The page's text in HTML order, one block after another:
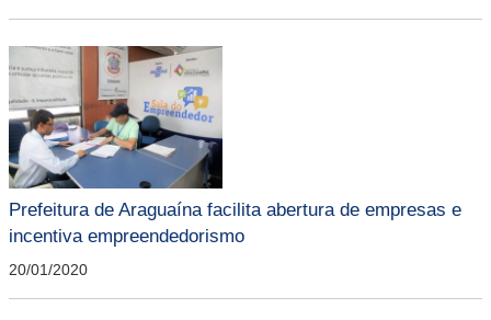
Prefeitura de Araguaína facilita abertura de empresas e
incentiva empreendedorismo
20/01/2020